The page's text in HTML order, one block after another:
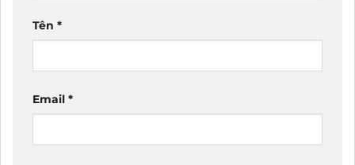
Tên *
Email *